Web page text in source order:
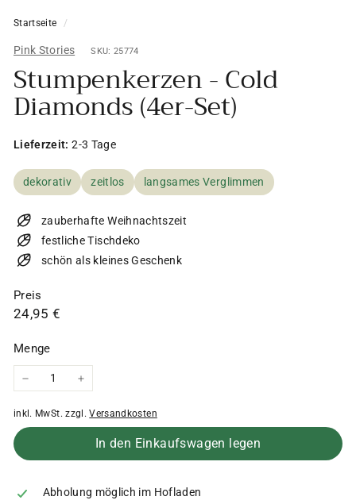
Startseite /
Pink Stories SKU: 25774
Stumpenkerzen - Cold
Diamonds (4er-Set)
Lieferzeit: 2-3 Tage
dekorativ zeitlos langsames Verglimmen
zauberhafte Weihnachtszeit
festliche Tischdeko
schön als kleines Geschenk
Preis
Normaler
24,95 €
Menge
inkl. MwSt. zzgl.Versandkosten
In den Einkaufswagen legen
Abholung möglich im Hofladen